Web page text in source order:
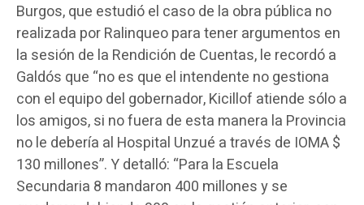
Burgos, que estudió el caso de la obra pública no
realizada por Ralinqueo para tener argumentos en
la sesión de la Rendición de Cuentas, le recordó a
Galdós que “no es que el intendente no gestiona
con el equipo del gobernador, Kicillof atiende sólo a
los amigos, si no fuera de esta manera la Provincia
no le debería al Hospital Unzué a través de IOMA $
130 millones”. Y detalló: “Para la Escuela
Secundaria 8 mandaron 400 millones y se